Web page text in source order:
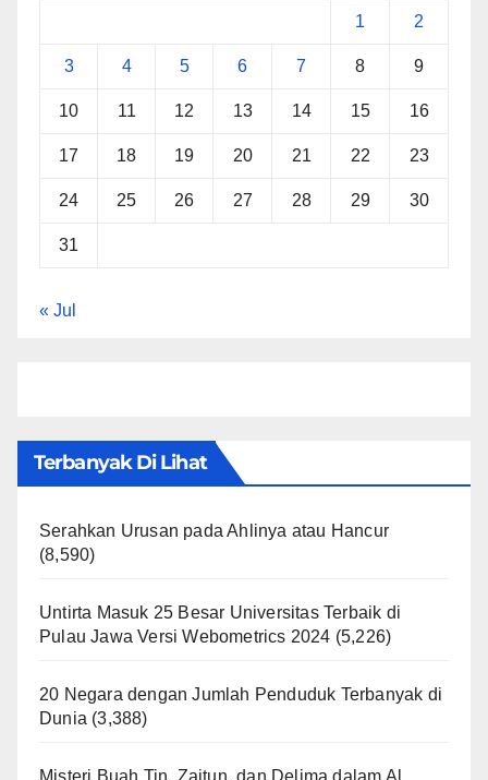
1 2
3 4 5 6 7 8 9
10 11 12 13 14 15 16
17 18 19 20 21 22 23
24 25 26 27 28 29 30
31
« Jul
Terbanyak Di Lihat
Serahkan Urusan pada Ahlinya atau Hancur
(8,590)
Untirta Masuk 25 Besar Universitas Terbaik di
Pulau Jawa Versi Webometrics 2024 (5,226)
20 Negara dengan Jumlah Penduduk Terbanyak di
Dunia (3,388)